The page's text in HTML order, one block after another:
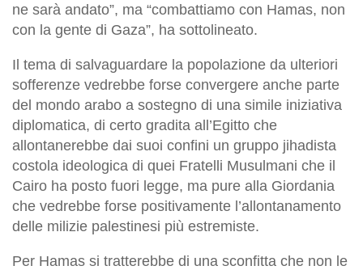
ne sarà andato”, ma “combattiamo con Hamas, non
con la gente di Gaza”, ha sottolineato.
Il tema di salvaguardare la popolazione da ulteriori
sofferenze vedrebbe forse convergere anche parte
del mondo arabo a sostegno di una simile iniziativa
diplomatica, di certo gradita all’Egitto che
allontanerebbe dai suoi confini un gruppo jihadista
costola ideologica di quei Fratelli Musulmani che il
Cairo ha posto fuori legge, ma pure alla Giordania
che vedrebbe forse positivamente l’allontanamento
delle milizie palestinesi più estremiste.
Per Hamas si tratterebbe di una sconfitta che non le